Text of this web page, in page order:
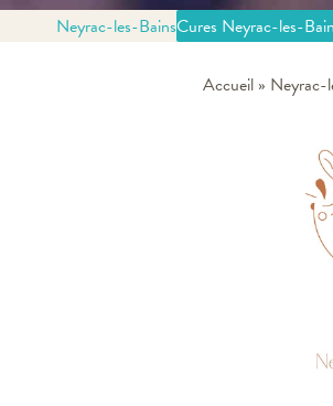
Neyrac-les-BainsCures Neyrac-les-
Accueil» Neyrac-